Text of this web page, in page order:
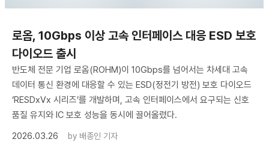
로옴, 10Gbps 이상 고속 인터페이스 대응 ESD 보호
다이오드 출시
반도체 전문 기업 로옴(ROHM)이 10Gbps를 넘어서는 차세대 고속
데이터 통신 환경에 대응할 수 있는 ESD(정전기 방전) 보호 다이오드
‘RESDxVx 시리즈’를 개발하며, 고속 인터페이스에서 요구되는 신호
품질 유지와 IC 보호 성능을 동시에 끌어올렸다.
2026.03.26
by 배종인 기자